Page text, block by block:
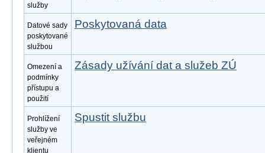
služby
Datové sady
poskytované
službou
Poskytovaná data
Omezení a
podmínky
přístupu a
použití
Zásady užívání dat a služeb ZÚ
Prohlížení
služby ve
veřejném
klientu
Spustit službu